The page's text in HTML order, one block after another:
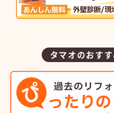
タマオのおす